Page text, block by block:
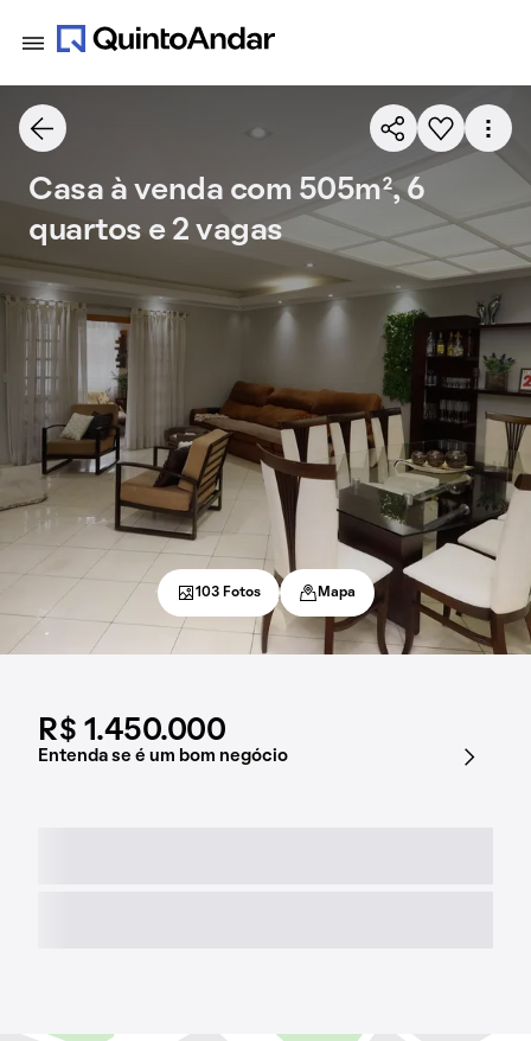
R$ 1.450.000
Entenda se é um bom negócio
Casa à venda com 505m², 6
quartos e 2 vagas
103 Fotos Mapa